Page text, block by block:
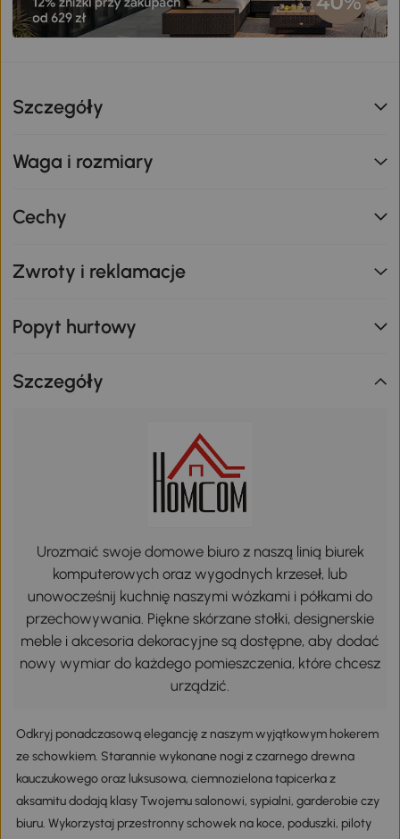
Szczegóły
Waga i rozmiary
Cechy
Zwroty i reklamacje
Popyt hurtowy
Szczegóły
Urozmaić swoje domowe biuro z naszą linią biurek
komputerowych oraz wygodnych krzeseł, lub
unowocześnij kuchnię naszymi wózkami i półkami do
przechowywania. Piękne skórzane stołki, designerskie
meble i akcesoria dekoracyjne są dostępne, aby dodać
nowy wymiar do każdego pomieszczenia, które chcesz
urządzić.
Odkryj ponadczasową elegancję z naszym wyjątkowym hokerem
ze schowkiem. Starannie wykonane nogi z czarnego drewna
kauczukowego oraz luksusowa, ciemnozielona tapicerka z
aksamitu dodają klasy Twojemu salonowi, sypialni, garderobie czy
biuru. Wykorzystaj przestronny schowek na koce, poduszki, piloty